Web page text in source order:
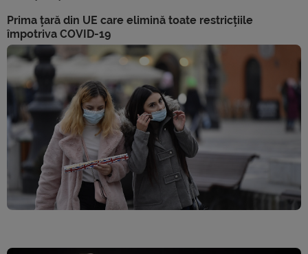
Prima țară din UE care elimină toate restricțiile
împotriva COVID-19